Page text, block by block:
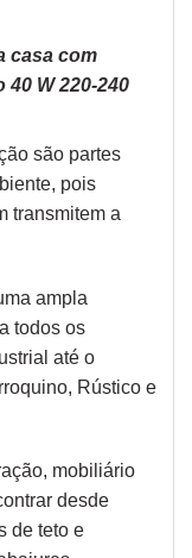
casa com
W 220-240
são partes
pois
transmitem a
ampla
todos os
até o
, Rústico e
, mobiliário
desde
de teto e